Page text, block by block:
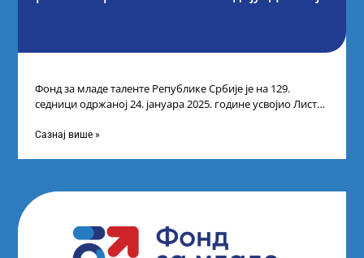
Фонд за младе таленте Републике Србије је на 129.
седници одржаној 24. јануара 2025. године усвојио Листу
Сазнај више »